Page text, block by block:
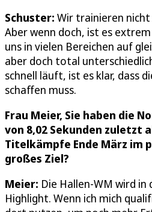
Schuster: Wir trainieren
Aber wenn doch, ist es
uns in vielen Bereichen auf
aber doch total
schnell läuft, ist es klar, dass
schaffen muss.
Frau Meier, Sie haben die
von 8,02 Sekunden zuletzt
Titelkämpfe Ende März im
großes Ziel?
Meier: Die Hallen-WM wird in
Highlight. Wenn ich mich